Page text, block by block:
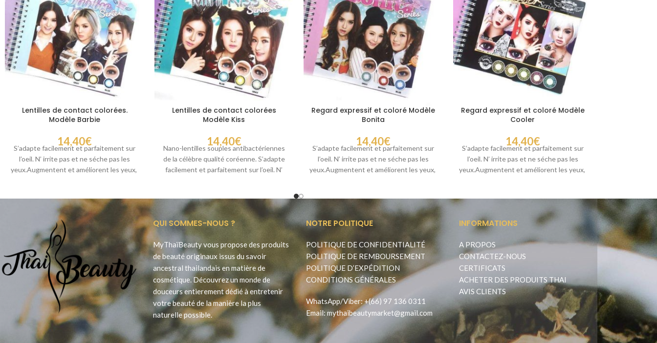
Lentilles de contact colorées.
Modèle Barbie
14,40€
S’adapte facilement et parfaitement sur
l’oeil. N’ irrite pas et ne séche pas les
yeux.Augmentent et améliorent les yeux,
Lentilles de contact colorées
Modèle Kiss
14,40€
Nano-lentilles souples antibactériennes
de la célèbre qualité coréenne. S’adapte
facilement et parfaitement sur l’oeil. N’
Regard expressif et coloré Modèle
Bonita
14,40€
S’adapte facilement et parfaitement sur
l’oeil. N’ irrite pas et ne séche pas les
yeux.Augmentent et améliorent les yeux,
Regard expressif et coloré Modèle
Cooler
14,40€
S’adapte facilement et parfaitement sur
l’oeil. N’ irrite pas et ne séche pas les
yeux.Augmentent et améliorent les yeux,
QUI SOMMES-NOUS ?
MyThaïBeauty vous propose des produits
de beauté originaux issus du savoir
ancestral thailandais en matière de
cosmétique. Découvrez un monde de
douceurs entierement dédié à entretenir
votre beauté de la manière la plus
naturelle possible.
NOTRE POLITIQUE
POLITIQUE DE CONFIDENTIALITÉ
POLITIQUE DE REMBOURSEMENT
POLITIQUE D’EXPÉDITION
CONDITIONS GÉNÉRALES
WhatsApp/Viber: +(66) 97 136 0311
Email: mythaibeautymarket@gmail.com
INFORMATIONS
A PROPOS
CONTACTEZ-NOUS
CERTIFICATS
ACHETER DES PRODUITS THAI
AVIS CLIENTS